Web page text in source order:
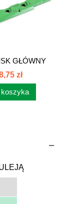
GŁÓWNY
zł
koszyka